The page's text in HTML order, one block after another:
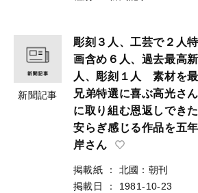
新聞記事
彫刻３人、工芸で２
画含め６人、過去最高
人、彫刻１人 素材を
兄弟特選に喜ぶ高光さ
に取り組む恩返しでき
安らぎ感じる作品を五
岸さん
掲載紙 ：
北國：朝刊
掲載日
：
1981-10-23